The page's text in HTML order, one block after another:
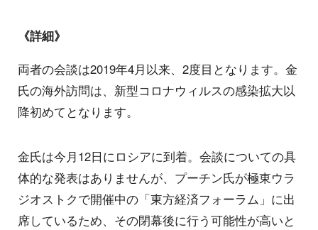
《詳細》
両者の会談は2019年4月以来、2度目となります。金
氏の海外訪問は、新型コロナウィルスの感染拡大以
降初めてとなります。
金氏は今月12日にロシアに到着。会談についての具
体的な発表はありませんが、プーチン氏が極東ウラ
ジオストクで開催中の「東方経済フォーラム」に出
席しているため、その閉幕後に行う可能性が高いと